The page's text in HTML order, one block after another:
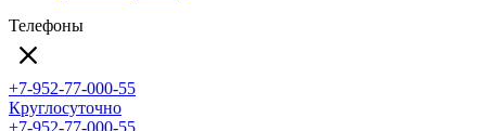
Телефоны
+7-952-77-000-55
Круглосуточно